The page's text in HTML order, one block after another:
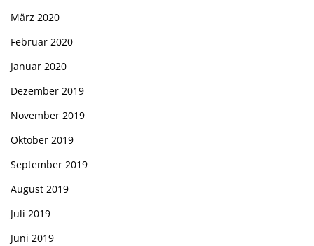
März 2020
Februar 2020
Januar 2020
Dezember 2019
November 2019
Oktober 2019
September 2019
August 2019
Juli 2019
Juni 2019